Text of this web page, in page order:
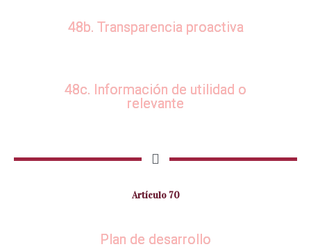
48b. Transparencia proactiva
48c. Información de utilidad o
relevante
Artículo 70
Plan de desarrollo